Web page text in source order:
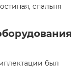
спальня
был